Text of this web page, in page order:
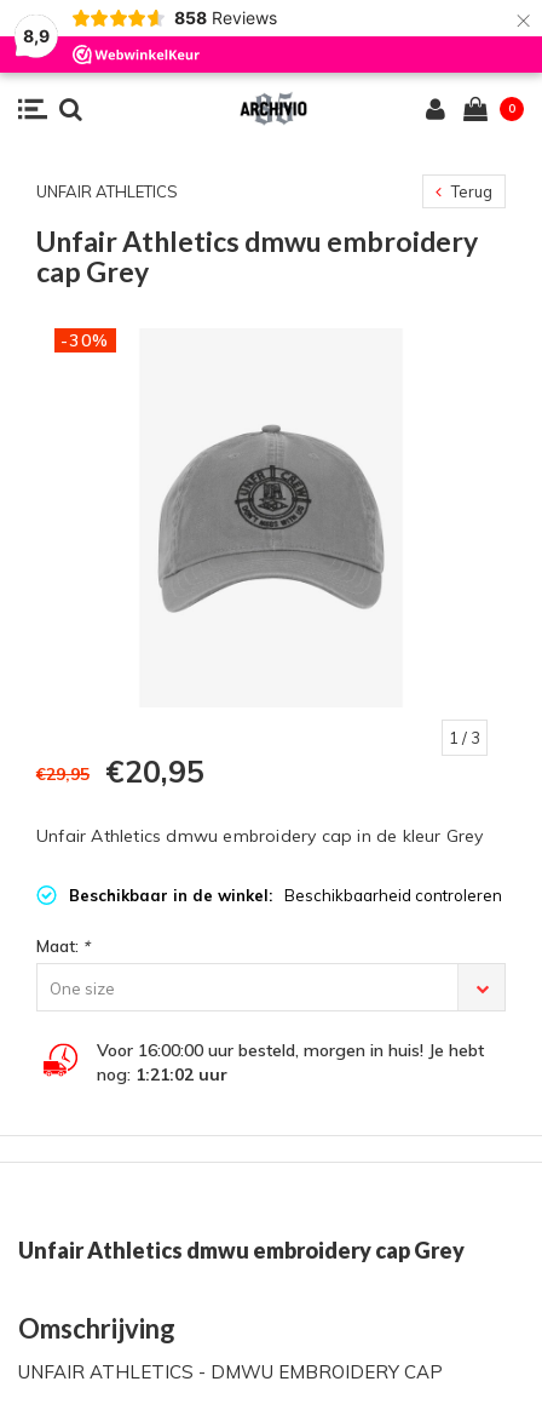
8,9
858 Reviews ×
0
UNFAIR ATHLETICS Terug
Unfair Athletics dmwu embroidery
cap Grey
-30%
1 / 3
€29,95 €20,95
Unfair Athletics dmwu embroidery cap in de kleur Grey
Beschikbaar in de winkel: Beschikbaarheid controleren
Maat: *
One size
Voor 16:00:00 uur besteld, morgen in huis! Je hebt
nog: 1:21:01 uur
Unfair Athletics dmwu embroidery cap Grey
Omschrijving
UNFAIR ATHLETICS - DMWU EMBROIDERY CAP